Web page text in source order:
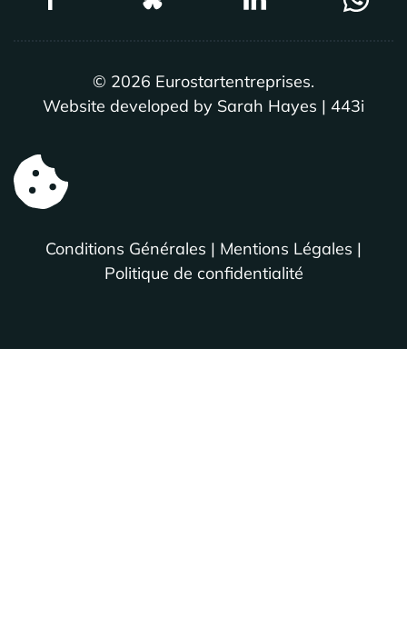
© 2026 Eurostartentreprises.
Website developed by Sarah Hayes | 443i
Conditions Générales | Mentions Légales |
Politique de confidentialité